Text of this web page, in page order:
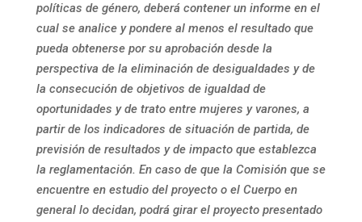
políticas de género, deberá contener un informe en el
cual se analice y pondere al menos el resultado que
pueda obtenerse por su aprobación desde la
perspectiva de la eliminación de desigualdades y de
la consecución de objetivos de igualdad de
oportunidades y de trato entre mujeres y varones, a
partir de los indicadores de situación de partida, de
previsión de resultados y de impacto que establezca
la reglamentación. En caso de que la Comisión que se
encuentre en estudio del proyecto o el Cuerpo en
general lo decidan, podrá girar el proyecto presentado